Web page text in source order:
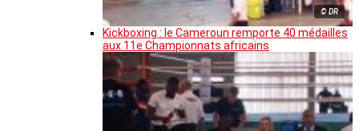
© DR
Kickboxing : le Cameroun remporte 40 médailles
aux 11e Championnats africains